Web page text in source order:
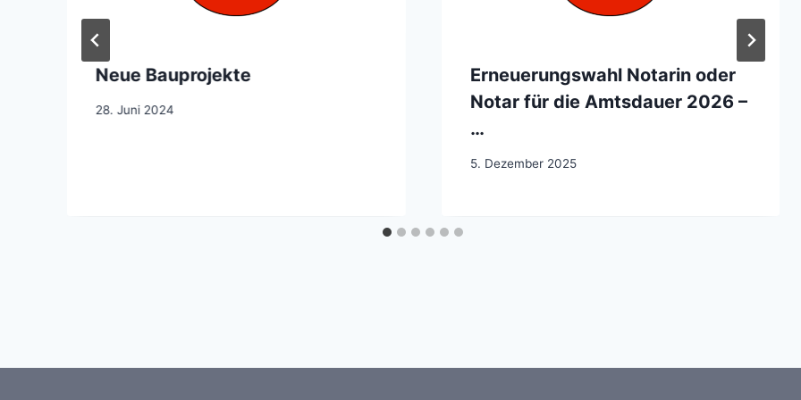
Neue Bauprojekte
28. Juni 2024
Erneuerungswahl Notarin oder
Notar für die Amtsdauer 2026 –
…
5. Dezember 2025